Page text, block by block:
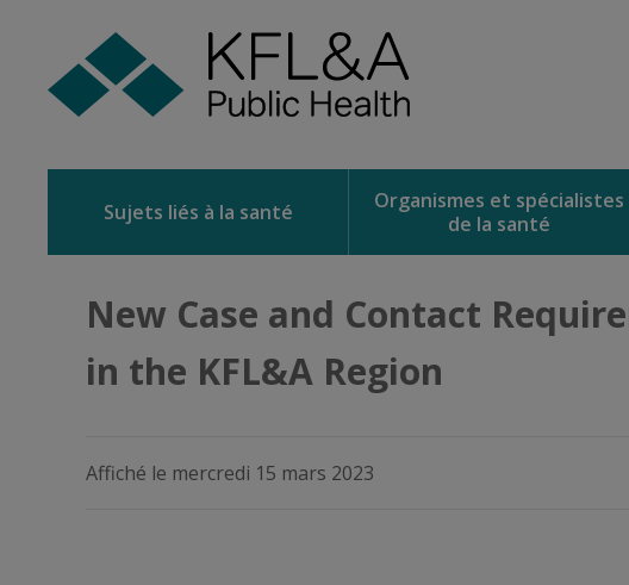
Content
Sujets liés à la santé
Organismes et spécialistes
de la santé
New Case and Contact
in the KFL&A Region
Affiché le mercredi 15 mars 2023